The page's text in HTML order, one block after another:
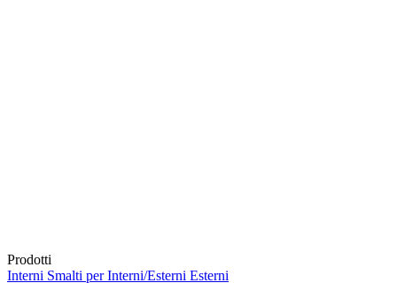
Prodotti
Interni Smalti per Interni/Esterni Esterni